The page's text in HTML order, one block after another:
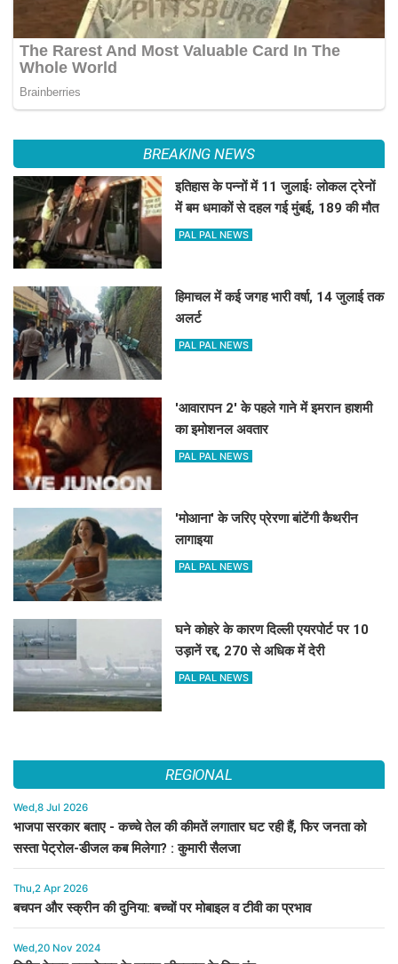
BREAKING NEWS
इतिहास के पन्नों में 11 जुलाईः लोकल ट्रेनों
में बम धमाकों से दहल गई मुंबई, 189 की मौत
PAL PAL NEWS
हिमाचल में कई जगह भारी वर्षा, 14 जुलाई तक
अलर्ट
PAL PAL NEWS
'आवारापन 2' के पहले गाने में इमरान हाशमी
का इमोशनल अवतार
PAL PAL NEWS
'मोआना' के जरिए प्रेरणा बांटेंगी कैथरीन
लागाइया
PAL PAL NEWS
घने कोहरे के कारण दिल्ली एयरपोर्ट पर 10
उड़ानें रद्द, 270 से अधिक में देरी
PAL PAL NEWS
REGIONAL
Wed,8 Jul 2026
भाजपा सरकार बताए - कच्चे तेल की कीमतें लगातार घट रही हैं, फिर जनता को
सस्ता पेट्रोल-डीजल कब मिलेगा? : कुमारी सैलजा
Thu,2 Apr 2026
बचपन और स्क्रीन की दुनिया: बच्चों पर मोबाइल व टीवी का प्रभाव
Wed,20 Nov 2024